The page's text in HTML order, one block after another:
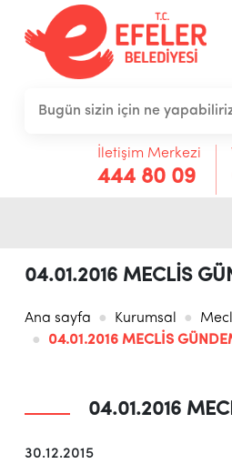
İletişim Merkezi
444 80 09
04.01.2016 MECLİS
Ana sayfa Kurumsal
04.01.2016 MECLİS
04.01.2016
30.12.2015